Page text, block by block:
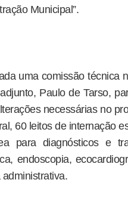
Municipal”.
uma comissão técnica
Paulo de Tarso,
necessárias no
60 leitos de internação
para diagnósticos e
endoscopia,